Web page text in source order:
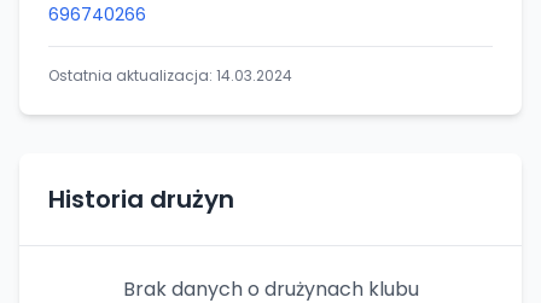
696740266
Ostatnia aktualizacja: 14.03.2024
Historia drużyn
Brak danych o drużynach klubu